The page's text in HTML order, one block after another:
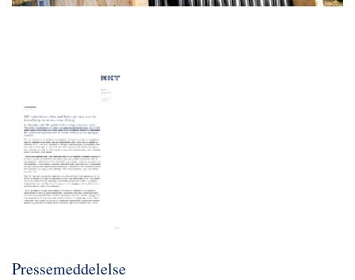
Pressemeddelelse